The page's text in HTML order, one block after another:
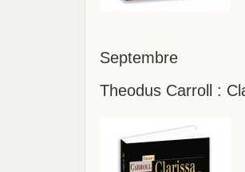
Septembre
Theodus Carroll :